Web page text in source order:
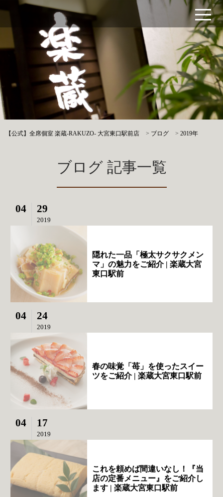
【公式】全席個室 楽蔵‐RAKUZO‐ 大宮東口駅前店 > ブログ >2019年
ブログ 記事一覧
04 29
2019
隠れた一品「極太サクサクメン
マ」の魅力をご紹介 | 楽蔵大宮
東口駅前
04 24
2019
春の味覚「苺」を使ったスイー
ツをご紹介 | 楽蔵大宮東口駅前
04 17
2019
これを頼めば間違いなし！『当
店の定番メニュー』をご紹介し
ます | 楽蔵大宮東口駅前